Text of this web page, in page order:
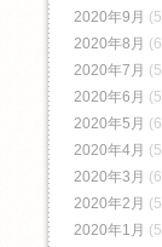
2020年9月
2020年8月
2020年7月
2020年6月
2020年5月
2020年4月
2020年3月
2020年2月
2020年1月